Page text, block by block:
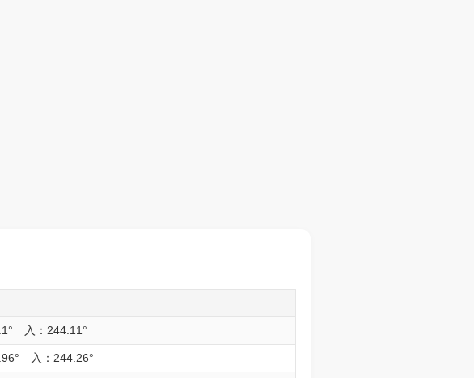
入：244.11°
入：244.26°